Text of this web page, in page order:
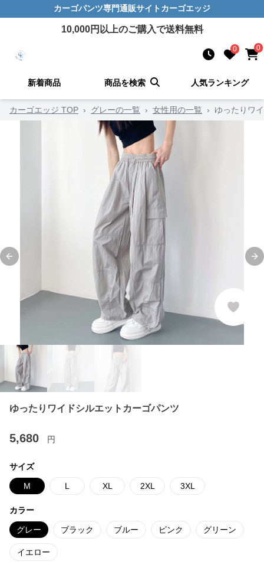
カーゴパンツ専門通販サイト カーゴエッジ
10,000円以上のご購入で送料無料
0 0
新着商品 商品を検索 人気ランキング
カーゴエッジ TOP › グレーの一覧 › 女性用の一覧 › ゆったりワ
Previous slide
ゆったりワイドシルエットカーゴパンツ
5,680 円
サイズ
M L XL 2XL 3XL
カラー
グレー ブラック ブルー ピンク グリーン
イエロー